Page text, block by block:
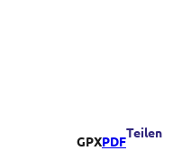
GPXPDF
Teilen